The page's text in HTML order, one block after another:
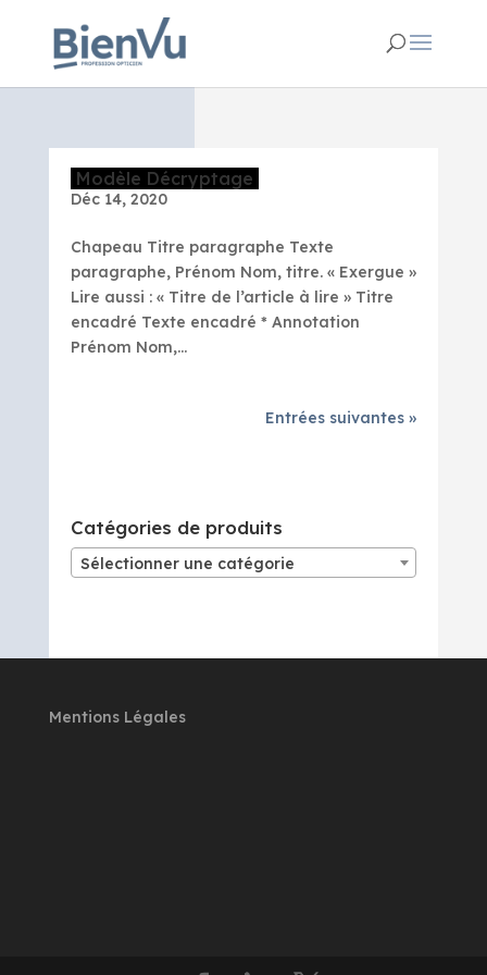
Modèle Décryptage
Déc 14, 2020
Chapeau Titre paragraphe Texte
paragraphe, Prénom Nom, titre. « Exergue »
Lire aussi : « Titre de l’article à lire » Titre
encadré Texte encadré * Annotation
Prénom Nom,...
Entrées suivantes »
Catégories de produits
Sélectionner une catégorie
Mentions Légales